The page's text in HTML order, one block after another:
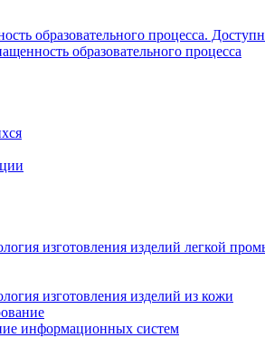
образовательного процесса.
образовательного процесса
изготовления изделий легкой
изготовления изделий из кожи
информационных систем